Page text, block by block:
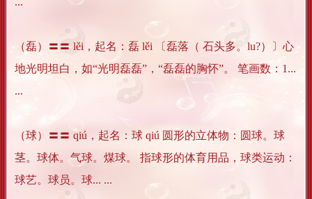
（磊）〓〓 lěi，起名：磊 lěi 〔磊落（ 石头多。lu?）〕心
地光明坦白，如“光明磊磊”，“磊磊的胸怀”。 笔画数：1...
...
（球）〓〓 qiú，起名：球 qiú 圆形的立体物：圆球。球
茎。球体。气球。煤球。 指球形的体育用品，球类运动：
球艺。球员。球... ...